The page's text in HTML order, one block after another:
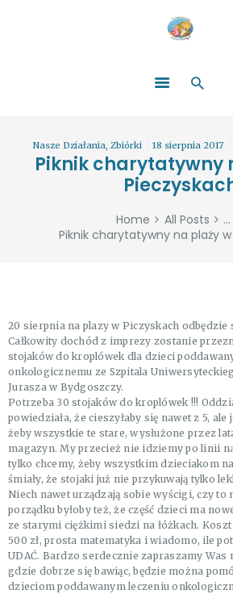
Nasze Działania ,Zbiórki 18 sierpnia 2017
Piknik charytatywny
Home All Posts
...
Piknik charytatywny na plaży
ZOSTAŃ DARCZYŃCĄ!
WYDARZENIA
PARTNERZY
20 sierpnia na plazy w Piczyskach
Całkowity dochód z imprezy zostanie
stojaków do kroplówek dla dzieci
onkologicznemu ze Szpitala
Jurasza w Bydgoszczy.
Potrzeba 30 stojaków do kroplówek !!!
powiedziała, że cieszyłaby się nawet z 5,
żeby wszystkie te stare, wysłużone przez
magazyn. My przecież nie idziemy po linii
tylko chcemy, żeby wszystkim dzieciakom
śmiały, że stojaki już nie przykuwają tylko
Niech nawet urządzają sobie wyścigi, czy to
porządku byłoby też, że część dzieci ma
ze starymi ciężkimi siedzi na łóżkach.
500 zł, prosta matematyka i wiadomo, ile
UDAĆ. Bardzo serdecznie zapraszamy Was
gdzie dobrze się bawiąc, będzie można
dzieciom poddawanym leczeniu